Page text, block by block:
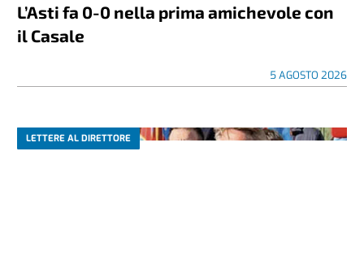
L’Asti fa 0-0 nella prima amichevole con
il Casale
5 AGOSTO 2026
LETTERE AL DIRETTORE